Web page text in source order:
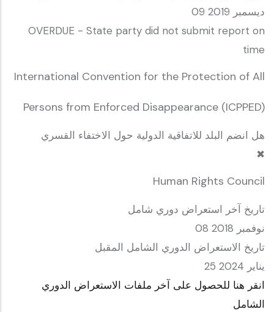
09 ديسمبر 2019
OVERDUE - State party did not submit report on
time
International Convention for the Protection of All
Persons from Enforced Disappearance (ICPPED)
هل انضم البلد للاتفاقية الدولية حول الاختفاء القسري
✖
Human Rights Council
تاريخ آخر استعراض دوري شامل
08 نوفمبر 2018
تاريخ الاستعراض الدوري الشامل المقبل
25 يناير 2024
انقر هنا للحصول على آخر ملفات الاستعراض الدوري
الشامل